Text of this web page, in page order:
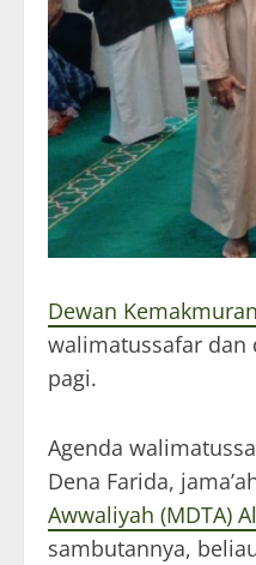
Dewan
walimatussafar dan
pagi.
Agenda
Dena Farida,
Awwaliyah (MDTA)
sambutannya,